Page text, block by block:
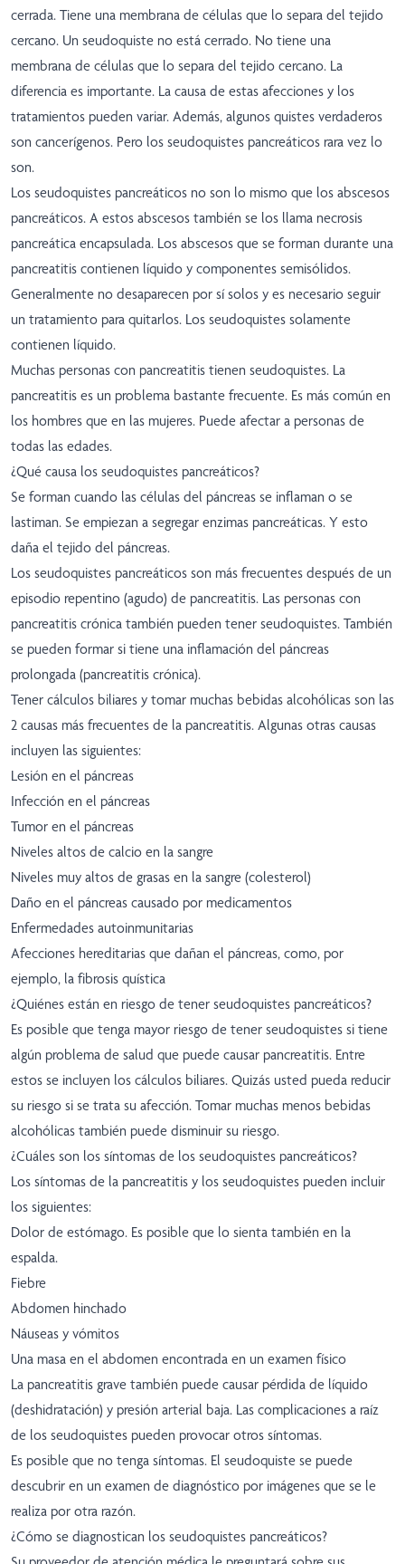
cerrada. Tiene una membrana de células que lo separa del tejido
cercano. Un seudoquiste no está cerrado. No tiene una
membrana de células que lo separa del tejido cercano. La
diferencia es importante. La causa de estas afecciones y los
tratamientos pueden variar. Además, algunos quistes verdaderos
son cancerígenos. Pero los seudoquistes pancreáticos rara vez lo
son.
Los seudoquistes pancreáticos no son lo mismo que los abscesos
pancreáticos. A estos abscesos también se los llama necrosis
pancreática encapsulada. Los abscesos que se forman durante una
pancreatitis contienen líquido y componentes semisólidos.
Generalmente no desaparecen por sí solos y es necesario seguir
un tratamiento para quitarlos. Los seudoquistes solamente
contienen líquido.
Muchas personas con pancreatitis tienen seudoquistes. La
pancreatitis es un problema bastante frecuente. Es más común en
los hombres que en las mujeres. Puede afectar a personas de
todas las edades.
¿Qué causa los seudoquistes pancreáticos?
Se forman cuando las células del páncreas se inflaman o se
lastiman. Se empiezan a segregar enzimas pancreáticas. Y esto
daña el tejido del páncreas.
Los seudoquistes pancreáticos son más frecuentes después de un
episodio repentino (agudo) de pancreatitis. Las personas con
pancreatitis crónica también pueden tener seudoquistes. También
se pueden formar si tiene una inflamación del páncreas
prolongada (pancreatitis crónica).
Tener cálculos biliares y tomar muchas bebidas alcohólicas son las
2 causas más frecuentes de la pancreatitis. Algunas otras causas
incluyen las siguientes:
Lesión en el páncreas
Infección en el páncreas
Tumor en el páncreas
Niveles altos de calcio en la sangre
Niveles muy altos de grasas en la sangre (colesterol)
Daño en el páncreas causado por medicamentos
Enfermedades autoinmunitarias
Afecciones hereditarias que dañan el páncreas, como, por
ejemplo, la fibrosis quística
¿Quiénes están en riesgo de tener seudoquistes pancreáticos?
Es posible que tenga mayor riesgo de tener seudoquistes si tiene
algún problema de salud que puede causar pancreatitis. Entre
estos se incluyen los cálculos biliares. Quizás usted pueda reducir
su riesgo si se trata su afección. Tomar muchas menos bebidas
alcohólicas también puede disminuir su riesgo.
¿Cuáles son los síntomas de los seudoquistes pancreáticos?
Los síntomas de la pancreatitis y los seudoquistes pueden incluir
los siguientes:
Dolor de estómago. Es posible que lo sienta también en la
espalda.
Fiebre
Abdomen hinchado
Náuseas y vómitos
Una masa en el abdomen encontrada en un examen físico
La pancreatitis grave también puede causar pérdida de líquido
(deshidratación) y presión arterial baja. Las complicaciones a raíz
de los seudoquistes pueden provocar otros síntomas.
Es posible que no tenga síntomas. El seudoquiste se puede
descubrir en un examen de diagnóstico por imágenes que se le
realiza por otra razón.
¿Cómo se diagnostican los seudoquistes pancreáticos?